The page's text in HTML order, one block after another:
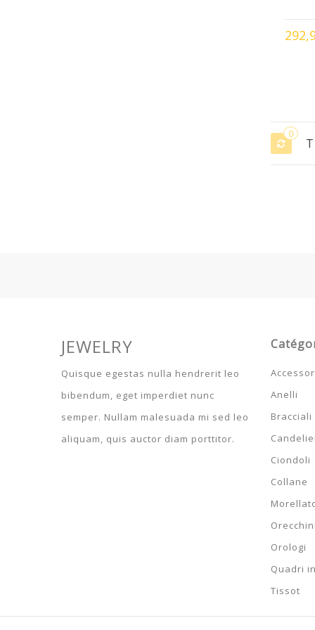
0
JEWELRY
Quisque egestas nulla hendrerit leo
bibendum, eget imperdiet nunc
semper. Nullam malesuada mi sed leo
aliquam, quis auctor diam porttitor.
Anelli
Bracciali
Ciondoli
Collane
Orologi
Quadri
Tissot